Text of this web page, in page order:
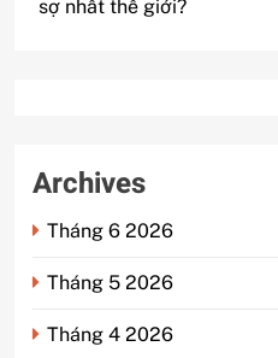
sợ nhất thế giới?
Archives
Tháng 6 2026
Tháng 5 2026
Tháng 4 2026